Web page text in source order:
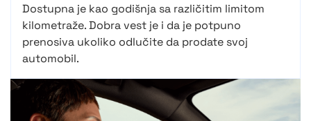
Dostupna je kao godišnja sa različitim limitom
kilometraže. Dobra vest je i da je potpuno
prenosiva ukoliko odlučite da prodate svoj
automobil.